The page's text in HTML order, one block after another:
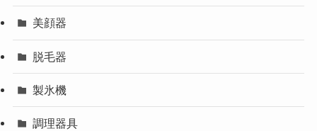
美顔器
脱毛器
製氷機
調理器具